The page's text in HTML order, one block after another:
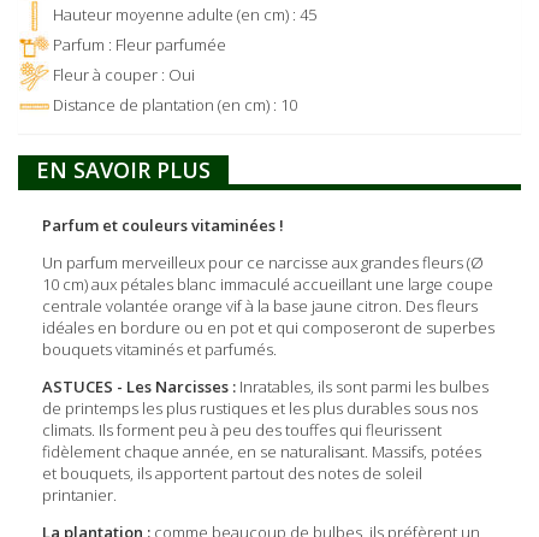
Hauteur moyenne adulte (en cm) : 45
Parfum : Fleur parfumée
Fleur à couper : Oui
Distance de plantation (en cm) : 10
EN SAVOIR PLUS
Parfum et couleurs vitaminées !
Un parfum merveilleux pour ce narcisse aux grandes fleurs (Ø
10 cm) aux pétales blanc immaculé accueillant une large coupe
centrale volantée orange vif à la base jaune citron. Des fleurs
idéales en bordure ou en pot et qui composeront de superbes
bouquets vitaminés et parfumés.
ASTUCES - Les Narcisses : Inratables, ils sont parmi les bulbes
de printemps les plus rustiques et les plus durables sous nos
climats. Ils forment peu à peu des touffes qui fleurissent
fidèlement chaque année, en se naturalisant. Massifs, potées
et bouquets, ils apportent partout des notes de soleil
printanier.
La plantation : comme beaucoup de bulbes, ils préfèrent un